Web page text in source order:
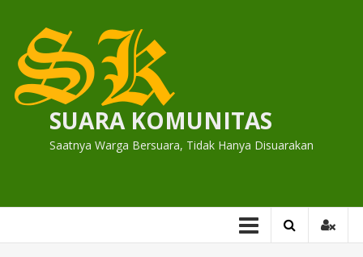
content
SUARA KOMUNITAS
Saatnya Warga Bersuara, Tidak Hanya Disuarakan